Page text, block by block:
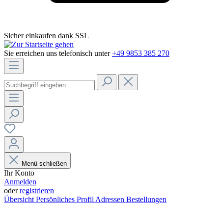
Sicher einkaufen dank SSL
Sie erreichen uns telefonisch unter +49 9853 385 270
Menü schließen
Ihr Konto
Anmelden
oderregistrieren
Übersicht Persönliches Profil Adressen Bestellungen